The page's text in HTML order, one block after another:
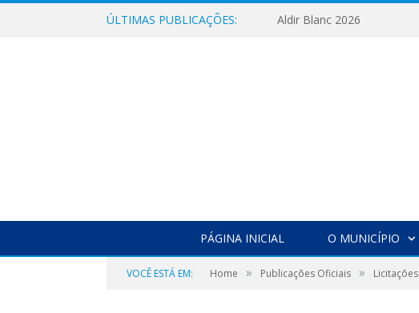
ÚLTIMAS PUBLICAÇÕES: Aldir Blanc 2026
PÁGINA INICIAL O MUNICÍPIO
VOCÊ ESTÁ EM: Home » Publicações Oficiais » Licitações